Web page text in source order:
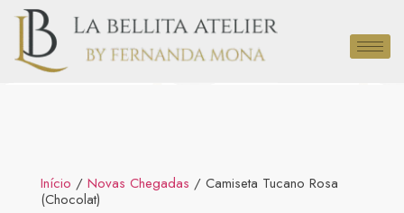
Início / Novas Chegadas / Camiseta Tucano Rosa
(Chocolat)